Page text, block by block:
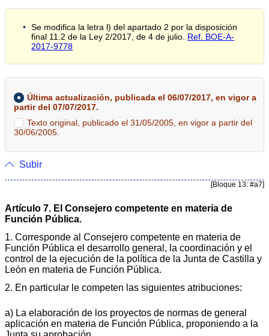
Se modifica la letra l) del apartado 2 por la disposición
final 11.2 de la Ley 2/2017, de 4 de julio. Ref. BOE-A-
2017-9778
Última actualización, publicada el 06/07/2017, en vigor a
partir del 07/07/2017.
Texto original, publicado el 31/05/2005, en vigor a partir del
30/06/2005.
Subir
[Bloque 13: #a7]
Artículo 7. El Consejero competente en materia de
Función Pública.
1. Corresponde al Consejero competente en materia de
Función Pública el desarrollo general, la coordinación y el
control de la ejecución de la política de la Junta de Castilla y
León en materia de Función Pública.
2. En particular le competen las siguientes atribuciones:
a) La elaboración de los proyectos de normas de general
aplicación en materia de Función Pública, proponiendo a la